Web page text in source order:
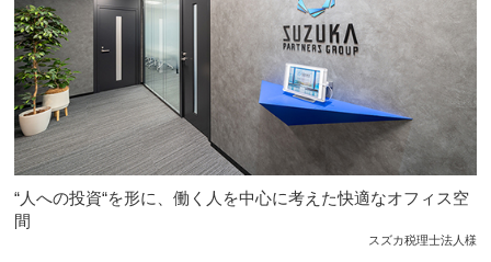
“人への投資“を形に、働く人を中心に考えた快適なオフィス空
間
スズカ税理士法人様